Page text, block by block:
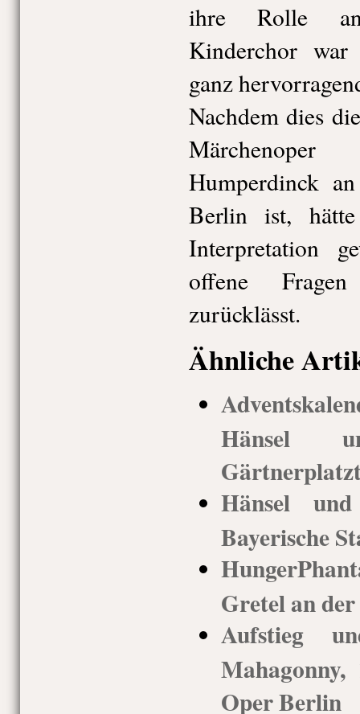
ihre Rolle
Kinderchor
ganz
Nachdem dies
Humperdinck
Berlin ist,
Interpretation
offene
zurücklässt.
Ähnliche
Hänsel
Hänsel
Bayerische
Gretel an
Aufstieg
Mahagonny,
Oper Berlin